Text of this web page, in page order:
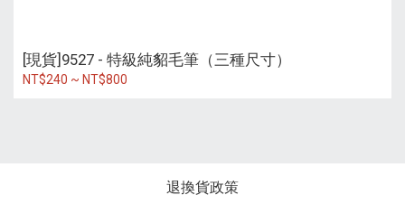
[現貨]9527 - 特級純貂毛筆（三種尺寸）
NT$240 ~ NT$800
退換貨政策